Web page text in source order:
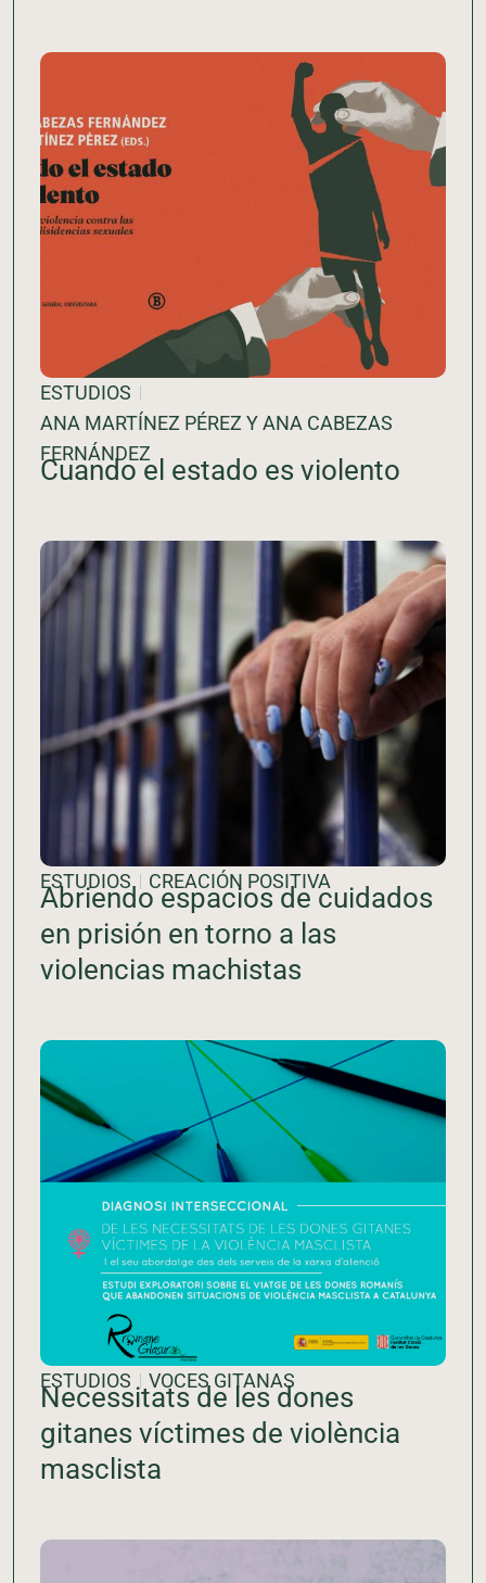
ESTUDIOS
ANA MARTÍNEZ PÉREZ Y ANA CABEZAS
FERNÁNDEZ
Cuando el estado es violento
ESTUDIOS CREACIÓN POSITIVA
Abriendo espacios de cuidados
en prisión en torno a las
violencias machistas
ESTUDIOS VOCES GITANAS
Necessitats de les dones
gitanes víctimes de violència
masclista